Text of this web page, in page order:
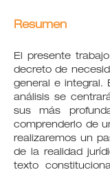
Resumen
El presente
decreto de
general e integral.
análisis se
sus más
comprenderlo de
realizaremos un
de la realidad
texto